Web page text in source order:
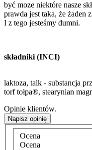
być moze niektóre nasze
prawda jest taka, że żaden
I z tego jesteśmy dumni.
składniki (INCI)
laktoza, talk - substancja
torf tołpa®, stearynian
Opinie klientów.
Napisz opinię
Ocena
Ocena